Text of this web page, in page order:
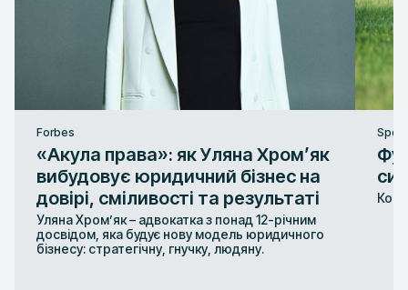
Forbes
«Акула права»: як Уляна Хром’як
вибудовує юридичний бізнес на
довірі, сміливості та результаті
Уляна Хром’як – адвокатка з понад 12-річним
досвідом, яка будує нову модель юридичного
бізнесу: стратегічну, гнучку, людяну.